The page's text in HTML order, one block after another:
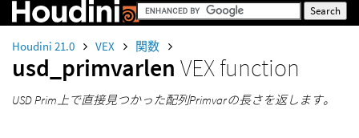
Houdini 21.0 VEX 関数
usd_primvarlen VEX function
USD Prim上で直接見つかった配列Primvarの長さを返します。